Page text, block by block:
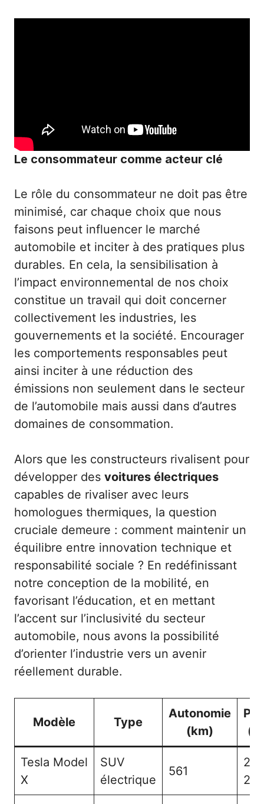
Le consommateur comme acteur clé
Le rôle du consommateur ne doit pas être
minimisé, car chaque choix que nous
faisons peut influencer le marché
automobile et inciter à des pratiques plus
durables. En cela, la sensibilisation à
l’impact environnemental de nos choix
constitue un travail qui doit concerner
collectivement les industries, les
gouvernements et la société. Encourager
les comportements responsables peut
ainsi inciter à une réduction des
émissions non seulement dans le secteur
de l’automobile mais aussi dans d’autres
domaines de consommation.
Alors que les constructeurs rivalisent pour
développer des voitures électriques
capables de rivaliser avec leurs
homologues thermiques, la question
cruciale demeure : comment maintenir un
équilibre entre innovation technique et
responsabilité sociale ? En redéfinissant
notre conception de la mobilité, en
favorisant l’éducation, et en mettant
l’accent sur l’inclusivité du secteur
automobile, nous avons la possibilité
d’orienter l’industrie vers un avenir
réellement durable.
Modèle Type
Autonomie
(km)
Tesla Model
X
SUV
électrique
561
2